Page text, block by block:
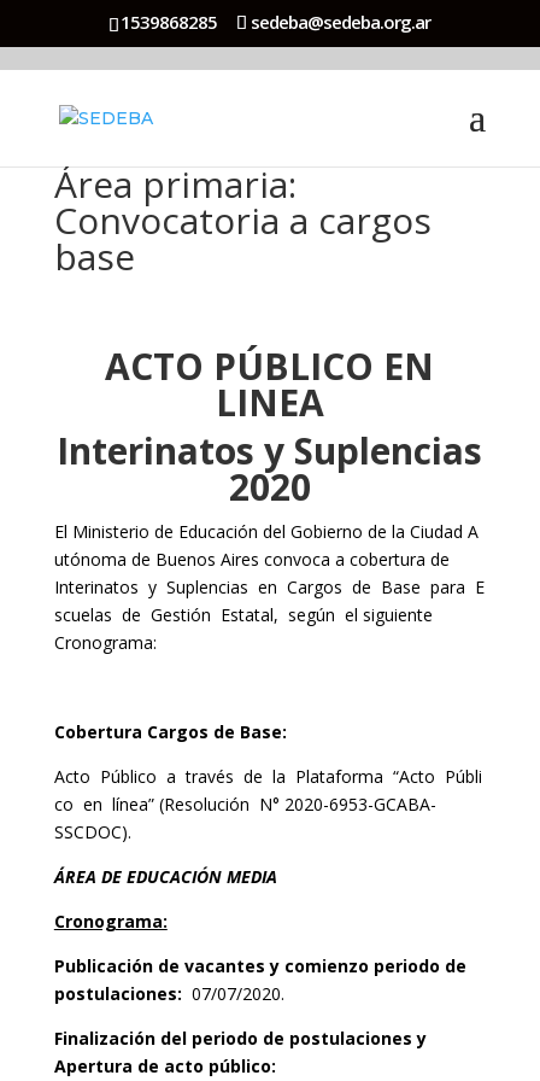
1539868285 sedeba@sedeba.org.ar
Área primaria:
Convocatoria a cargos
base
ACTO PÚBLICO EN
LINEA
Interinatos y Suplencias
2020
El Ministerio de Educación del Gobierno de la Ciudad A
utónoma de Buenos Aires convoca a cobertura de
Interinatos y Suplencias en Cargos de Base para E
scuelas de Gestión Estatal, según el siguiente
Cronograma:
Cobertura Cargos de Base:
Acto Público a través de la Plataforma “Acto Públi
co en línea” (Resolución N° 2020-6953-GCABA-
SSCDOC).
ÁREA DE EDUCACIÓN MEDIA
Cronograma:
Publicación de vacantes y comienzo periodo de
postulaciones: 07/07/2020.
Finalización del periodo de postulaciones y
Apertura de acto público: